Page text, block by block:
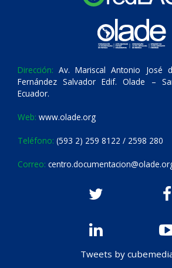
Dirección: Av. Mariscal Antonio José
Fernández Salvador Edif. Olade –
Ecuador.
Web: www.olade.org
Teléfono: (593 2) 259 8122 / 2598 280
Correo:
Tweets by